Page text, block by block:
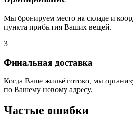
Мы бронируем место на складе и
пункта прибытия Ваших вещей.
3
Финальная доставка
Когда Ваше жильё готово, мы
по Вашему новому адресу.
Частые ошибки